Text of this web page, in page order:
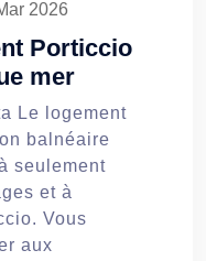
2026
Porticcio
mer
Le logement
balnéaire
seulement
et à
Vous
aux